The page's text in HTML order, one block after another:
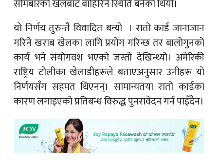
सोमबारको खेलबाट बाहिरिने स्थिति बनेको थियो।
यो निर्णय तुरुन्तै विवादित बन्यो । रातो कार्ड जानाजान
गरिने खराब खेलका लागि प्रयोग गरिन्छ तर बालोगुनको
कार्य भने संयोगवश भएको जस्तो देखिन्थ्यो। अमेरिकी
राष्ट्रिय टोलीका खेलाडीहरूले बताएअनुसार उनीहरू यो
निर्णयसँग सहमत थिएनन्। सामान्यतया रातो कार्डका
कारण लगाइएको प्रतिबन्ध विरुद्ध पुनरावेदन गर्न पाइँदैन।